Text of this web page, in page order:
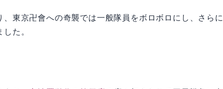
、東京卍會への奇襲では一般隊員をボロボロにし、さらに
た。